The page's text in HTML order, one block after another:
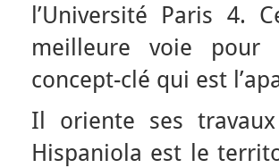
l’Université Paris 4.
meilleure voie pour
concept-clé qui est
Il oriente ses
Hispaniola est le